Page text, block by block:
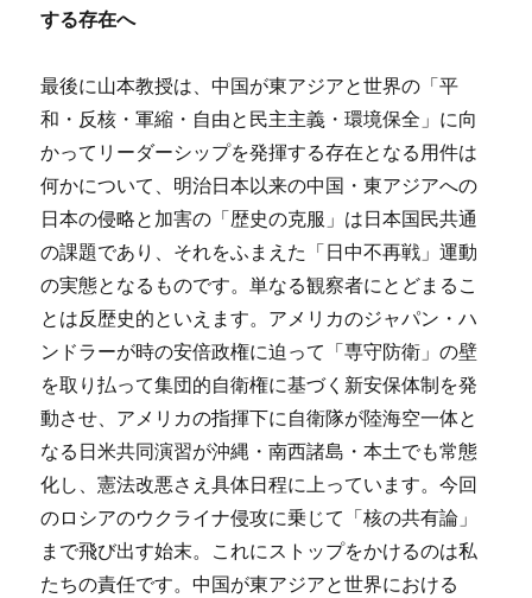
する存在へ
最後に山本教授は、中国が東アジアと世界の「平
和・反核・軍縮・自由と民主主義・環境保全」に向
かってリーダーシップを発揮する存在となる用件は
何かについて、明治日本以来の中国・東アジアへの
日本の侵略と加害の「歴史の克服」は日本国民共通
の課題であり、それをふまえた「日中不再戦」運動
の実態となるものです。単なる観察者にとどまるこ
とは反歴史的といえます。アメリカのジャパン・ハ
ンドラーが時の安倍政権に迫って「専守防衛」の壁
を取り払って集団的自衛権に基づく新安保体制を発
動させ、アメリカの指揮下に自衛隊が陸海空一体と
なる日米共同演習が沖縄・南西諸島・本土でも常態
化し、憲法改悪さえ具体日程に上っています。今回
のロシアのウクライナ侵攻に乗じて「核の共有論」
まで飛び出す始末。これにストップをかけるのは私
たちの責任です。中国が東アジアと世界における